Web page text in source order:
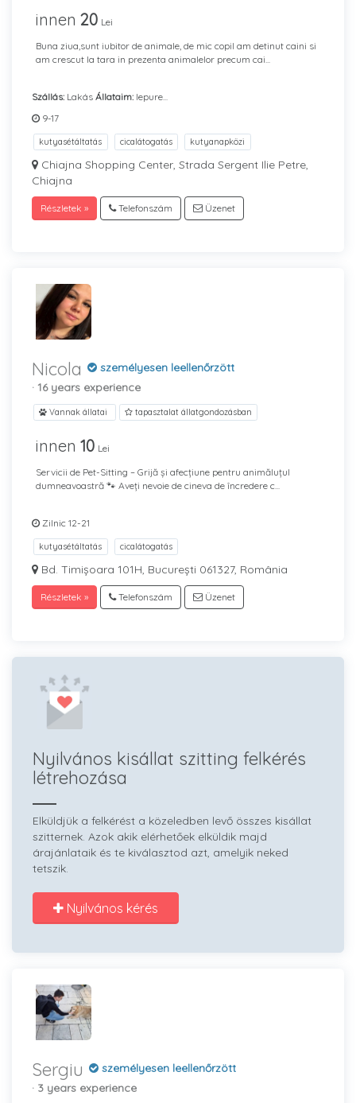
innen 20 Lei
Buna ziua,sunt iubitor de animale, de mic copil am detinut caini si
am crescut la tara in prezenta animalelor precum cai...
Szállás: Lakás Állataim: Iepure...
9-17
kutyasétáltatás cicalátogatás kutyanapközi
Chiajna Shopping Center, Strada Sergent Ilie Petre,
Chiajna
Részletek » Telefonszám Üzenet
Nicola
személyesen leellenőrzött
· 16 years experience
Vannak állatai tapasztalat állatgondozásban
innen 10 Lei
Servicii de Pet-Sitting – Grijă și afecțiune pentru animăluțul
dumneavoastră 🐾 Aveți nevoie de cineva de încredere c...
Zilnic 12-21
kutyasétáltatás cicalátogatás
Bd. Timișoara 101H, București 061327, România
Részletek » Telefonszám Üzenet
Nyilvános kisállat szitting felkérés
létrehozása
Elküldjük a felkérést a közeledben levő összes kisállat
szitternek. Azok akik elérhetőek elküldik majd
árajánlataik és te kiválasztod azt, amelyik neked
tetszik.
Nyilvános kérés
Sergiu
személyesen leellenőrzött
· 3 years experience